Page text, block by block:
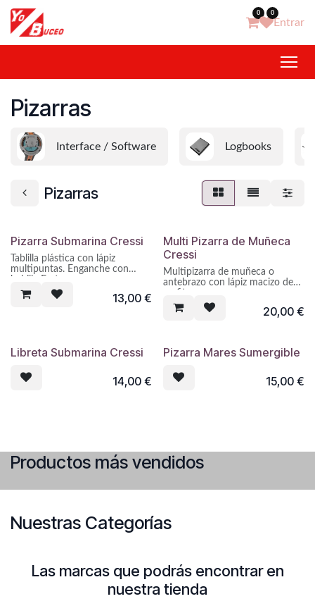
Ir al contenido 0 0
Entrar
Pizarras
Interface / Software Logbooks
Pizarras
Pizarra Submarina Cressi
Tablilla plástica con lápiz
multipuntas. Enganche con
13,00€
Multi Pizarra de Muñeca
Cressi
Multipizarra de muñeca o
antebrazo con lápiz macizo de
Idónea para buceo técnico o
20,00€
Libreta Submarina Cressi
14,00€
Pizarra Mares Sumergible
15,00€
Productos más vendidos
Nuestras Categorías
Las marcas que podrás encontrar en
nuestra tienda